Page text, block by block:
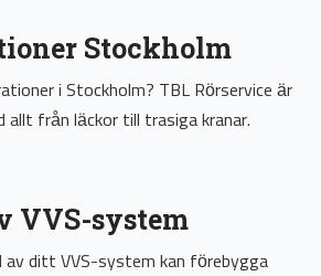
Stockholm
i Stockholm? TBL Rörservice är
allt från läckor till trasiga kranar.
VVS-system
av ditt VVS-system kan förebygga